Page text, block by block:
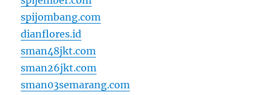
spijombang.com
dianflores.id
sman48jkt.com
sman26jkt.com
sman03semarang.com